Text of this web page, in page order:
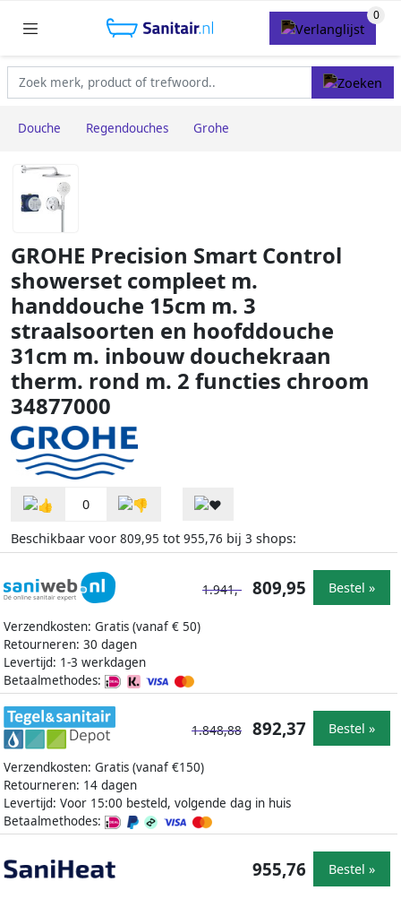
Douche Regendouches Grohe
GROHE Precision Smart Control
showerset compleet m.
handdouche 15cm m. 3
straalsoorten en hoofddouche
31cm m. inbouw douchekraan
therm. rond m. 2 functies chroom
34877000
0
Beschikbaar voor 809,95 tot 955,76 bij 3 shops:
Verzendkosten: Gratis (vanaf € 50)
Retourneren: 30 dagen
Levertijd: 1-3 werkdagen
Betaalmethodes:
1.941,- 809,95 Bestel »
Verzendkosten: Gratis (vanaf €150)
Retourneren: 14 dagen
Levertijd: Voor 15:00 besteld, volgende dag in huis
Betaalmethodes:
1.848,88 892,37 Bestel »
955,76 Bestel »